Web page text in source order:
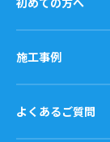
施工事例
よくあるご質問